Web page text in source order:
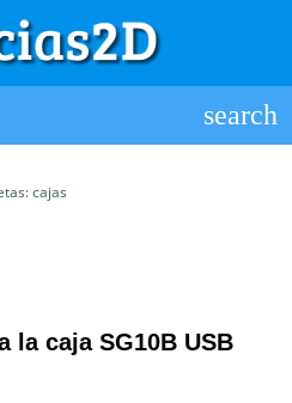
cajas
la caja SG10B USB